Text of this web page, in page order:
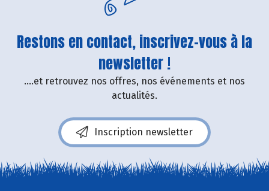
Restons en contact, inscrivez-vous à la
newsletter !
....et retrouvez nos offres, nos événements et nos
actualités.
Inscription newsletter